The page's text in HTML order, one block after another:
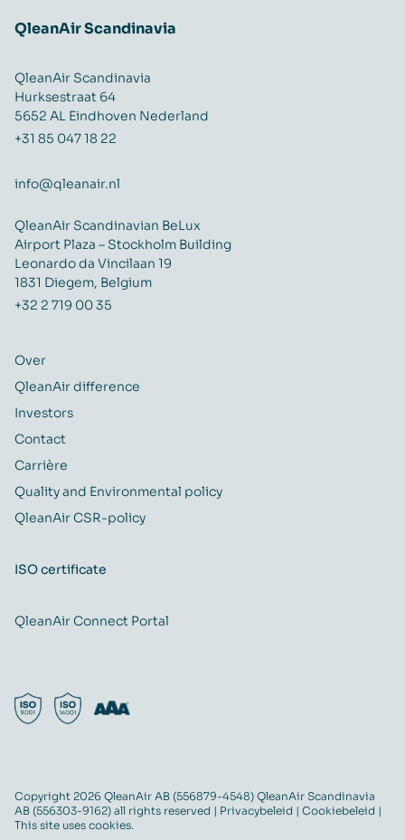
QleanAir Scandinavia
QleanAir Scandinavia
Hurksestraat 64
5652 AL Eindhoven Nederland
+31 85 047 18 22
info@qleanair.nl
QleanAir Scandinavian BeLux
Airport Plaza – Stockholm Building
Leonardo da Vincilaan 19
1831 Diegem, Belgium
+32 2 719 00 35
Over
QleanAir difference
Investors
Contact
Carrière
Quality and Environmental policy
QleanAir CSR-policy
ISO certificate
QleanAir Connect Portal
Copyright 2026 QleanAir AB (556879-4548) QleanAir Scandinavia
AB (556303-9162) all rights reserved | Privacybeleid | Cookiebeleid |
This site uses cookies.